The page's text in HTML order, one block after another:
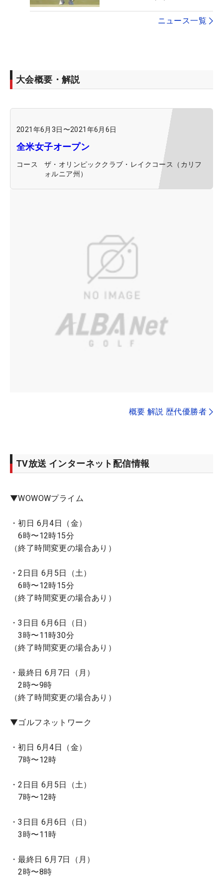
ニュース一覧
大会概要・解説
2021年6月3日 〜2021年6月6日
全米女子オープン
コース
ザ・オリンピッククラブ・レイクコース（カリフ
ォルニア州）
概要 解説 歴代優勝者
TV放送 インターネット配信情報
▼WOWOWプライム
・初日 6月4日（金）
6時〜12時15分
（終了時間変更の場合あり）
・2日目 6月5日（土）
6時〜12時15分
（終了時間変更の場合あり）
・3日目 6月6日（日）
3時〜11時30分
（終了時間変更の場合あり）
・最終日 6月7日（月）
2時〜9時
（終了時間変更の場合あり）
▼ゴルフネットワーク
・初日 6月4日（金）
7時〜12時
・2日目 6月5日（土）
7時〜12時
・3日目 6月6日（日）
3時〜11時
・最終日 6月7日（月）
2時〜8時